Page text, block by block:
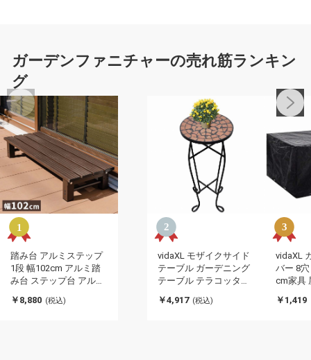
ガーデンファニチャーの売れ筋ランキン
グ
踏み台 アルミステップ
1段 幅102cm アルミ踏
み台 ステップ台 アルミ
チ 長椅子 椅子 アルミス
￥8,880 (税込)
vidaXL モザイクサイド
テーブル ガーデニング
テーブル テラコッタホ
デン ガーデニング 植物
￥4,917 (税込)
vidaXL
バー 8穴
cm家具
引不可)
￥1,419